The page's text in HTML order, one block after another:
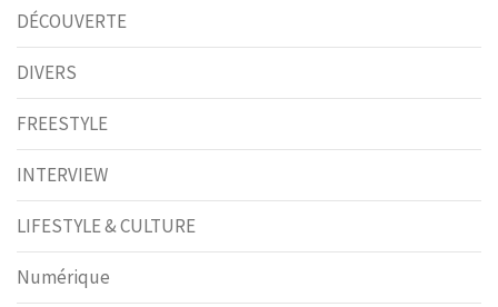
DÉCOUVERTE
DIVERS
FREESTYLE
INTERVIEW
LIFESTYLE & CULTURE
Numérique